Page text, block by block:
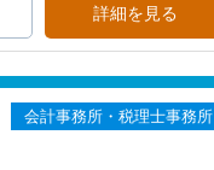
詳細を見る
会計事務所・税理士事務所